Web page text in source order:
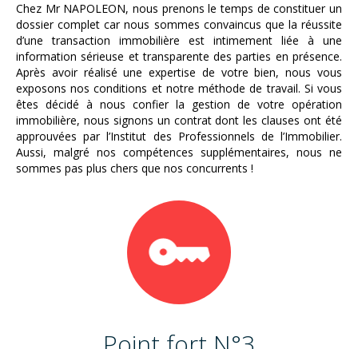
Chez Mr NAPOLEON, nous prenons le temps de constituer un
dossier complet car nous sommes convaincus que la réussite
d’une transaction immobilière est intimement liée à une
information sérieuse et transparente des parties en présence.
Après avoir réalisé une expertise de votre bien, nous vous
exposons nos conditions et notre méthode de travail. Si vous
êtes décidé à nous confier la gestion de votre opération
immobilière, nous signons un contrat dont les clauses ont été
approuvées par l’Institut des Professionnels de l’Immobilier.
Aussi, malgré nos compétences supplémentaires, nous ne
sommes pas plus chers que nos concurrents !